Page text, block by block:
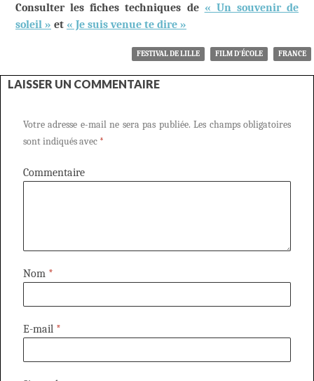
Consulter les fiches techniques de « Un souvenir de
soleil » et « Je suis venue te dire »
FESTIVAL DE LILLE FILM D'ÉCOLE FRANCE
LAISSER UN COMMENTAIRE
Votre adresse e-mail ne sera pas publiée. Les champs obligatoires
sont indiqués avec *
Commentaire
Nom *
E-mail *